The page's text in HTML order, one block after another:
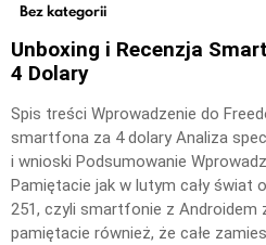
Bez kategorii
Unboxing i Recenzja
4 Dolary
Spis treści Wprowadzenie do
smartfona za 4 dolary Analiza
i wnioski Podsumowanie
Pamiętacie jak w lutym cały świat
251, czyli smartfonie z Androidem
pamiętacie również, że całe